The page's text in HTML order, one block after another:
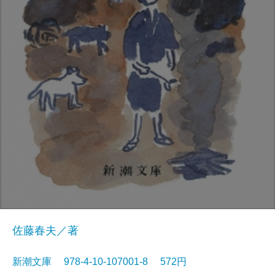
佐藤春夫／著
新潮文庫 978-4-10-107001-8 572円